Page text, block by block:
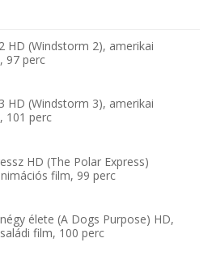
HD (Windstorm 2), amerikai
97 perc
HD (Windstorm 3), amerikai
101 perc
HD (The Polar Express)
film, 99 perc
élete (A Dogs Purpose) HD,
film, 100 perc